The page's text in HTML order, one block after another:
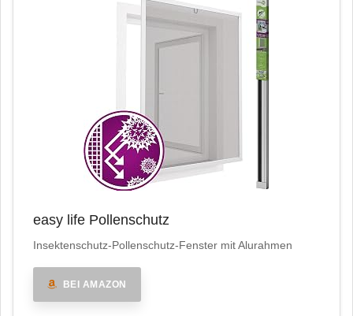
easy life Pollenschutz
Insektenschutz-Pollenschutz-Fenster mit Alurahmen
BEI AMAZON